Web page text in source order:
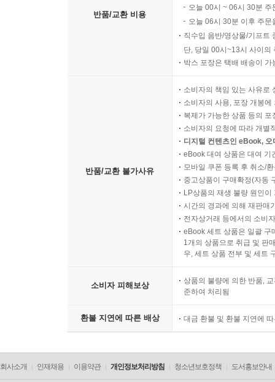
반품/교환 비용
오늘 00시 ~ 06시 30분
오늘 06시 30분 이후 주
직수입 음반/영상물/기프트
단, 당일 00시~13시 사이의
박스 포장은 택배 배송이
반품/교환 불가사유
소비자의 책임 있는 사유로
소비자의 사용, 포장 개봉
복제가 가능한 상품 등의
소비자의 요청에 따라 개별
디지털 컨텐츠인 eBook,
eBook 대여 상품은 대여 기
모바일 쿠폰 등록 후 취소/
중고상품이 구매확정(자동
LP상품의 재생 불량 원인
시간의 경과에 의해 재판매
전자상거래 등에서의 소비
eBook 세트 상품은 일괄 구
1개의 상품으로 취급 및 판
우, 세트 상품 전부 및 세트
소비자 피해보상
상품의 불량에 의한 반품,
준하여 처리됨
환불 지연에 따른 배상 대금 환불 및 환불 지연에
회사소개 인재채용 이용약관 개인정보처리방침 청소년보호정책 도서홍보안내